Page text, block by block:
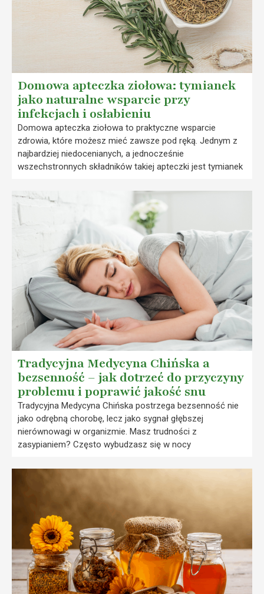
Domowa apteczka ziołowa: tymianek
jako naturalne wsparcie przy
infekcjach i osłabieniu
Domowa apteczka ziołowa to praktyczne wsparcie
zdrowia, które możesz mieć zawsze pod ręką. Jednym z
najbardziej niedocenianych, a jednocześnie
wszechstronnych składników takiej apteczki jest tymianek
Tradycyjna Medycyna Chińska a
bezsenność – jak dotrzeć do przyczyny
problemu i poprawić jakość snu
Tradycyjna Medycyna Chińska postrzega bezsenność nie
jako odrębną chorobę, lecz jako sygnał głębszej
nierównowagi w organizmie. Masz trudności z
zasypianiem? Często wybudzasz się w nocy